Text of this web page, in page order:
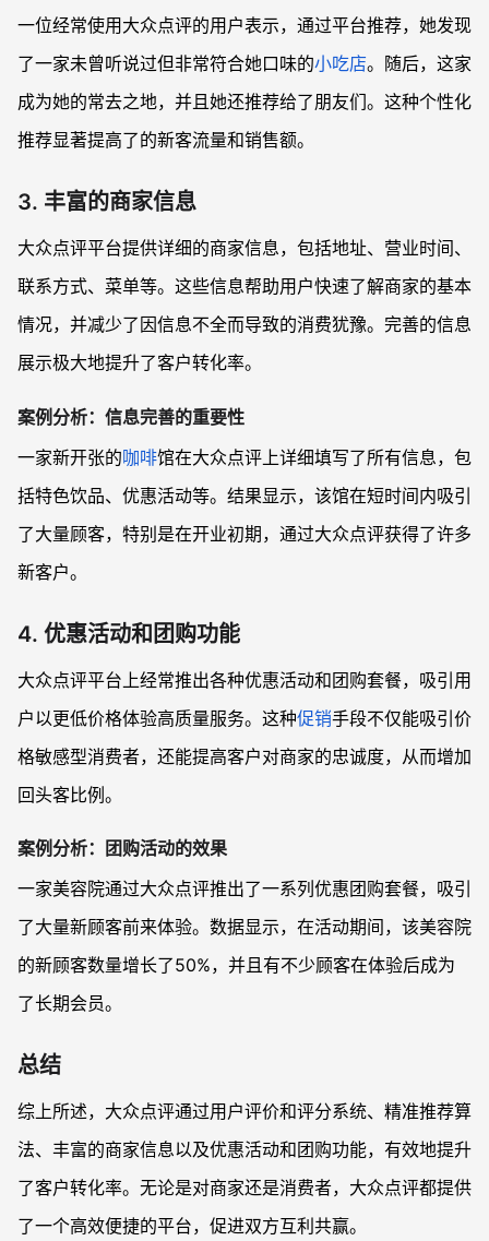
一位经常使用大众点评的用户表示，通过平台推荐，她发现
了一家未曾听说过但非常符合她口味的小吃店。随后，这家
成为她的常去之地，并且她还推荐给了朋友们。这种个性化
推荐显著提高了的新客流量和销售额。
3. 丰富的商家信息
大众点评平台提供详细的商家信息，包括地址、营业时间、
联系方式、菜单等。这些信息帮助用户快速了解商家的基本
情况，并减少了因信息不全而导致的消费犹豫。完善的信息
展示极大地提升了客户转化率。
案例分析：信息完善的重要性
一家新开张的咖啡馆在大众点评上详细填写了所有信息，包
括特色饮品、优惠活动等。结果显示，该馆在短时间内吸引
了大量顾客，特别是在开业初期，通过大众点评获得了许多
新客户。
4. 优惠活动和团购功能
大众点评平台上经常推出各种优惠活动和团购套餐，吸引用
户以更低价格体验高质量服务。这种促销手段不仅能吸引价
格敏感型消费者，还能提高客户对商家的忠诚度，从而增加
回头客比例。
案例分析：团购活动的效果
一家美容院通过大众点评推出了一系列优惠团购套餐，吸引
了大量新顾客前来体验。数据显示，在活动期间，该美容院
的新顾客数量增长了50%，并且有不少顾客在体验后成为
了长期会员。
总结
综上所述，大众点评通过用户评价和评分系统、精准推荐算
法、丰富的商家信息以及优惠活动和团购功能，有效地提升
了客户转化率。无论是对商家还是消费者，大众点评都提供
了一个高效便捷的平台，促进双方互利共赢。